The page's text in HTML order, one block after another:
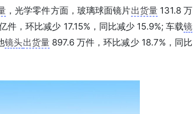
，光学零件方面，玻璃球面镜片出货量131.8 万
件，环比减少 17.15%，同比减少 15.9%; 车载镜
镜头出货量897.6 万件，环比减少 18.7%，同比